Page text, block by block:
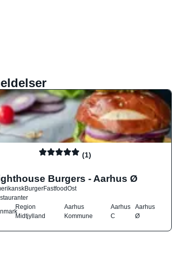
(1)
Burgers - Aarhus Ø
BurgerFastfoodOst
Region
Midtjylland
Aarhus
Kommune
Aarhus
C
Aarhus
Ø